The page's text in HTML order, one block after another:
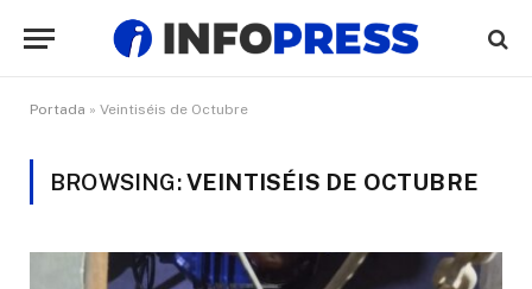
Portada » Veintiséis de Octubre
BROWSING:VEINTISÉIS DE OCTUBRE